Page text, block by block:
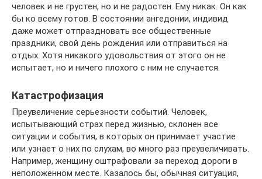
человек и не грустен, но и не радостен. Ему никак. Он как
бы ко всему готов. В состоянии ангедонии, индивид
даже может отпраздновать все общественные
праздники, свой день рождения или отправиться на
отдых. Хотя никакого удовольствия от этого он не
испытает, но и ничего плохого с ним не случается.
Катастрофизация
Преувеличение серьезности событий. Человек,
испытывающий страх перед жизнью, склонен все
ситуации и события, в которых он принимает участие
или узнает о них по слухам, во много раз преувеличивать.
Например, женщину оштрафовали за переход дороги в
неположенном месте. Казалось бы, обычная ситуация,